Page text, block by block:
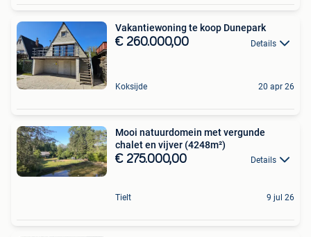
Vakantiewoning te koop Dunepark
€ 260.000,00 Details
Koksijde 20 apr 26
Mooi natuurdomein met vergunde
chalet en vijver (4248m²)
€ 275.000,00 Details
Tielt 9 jul 26